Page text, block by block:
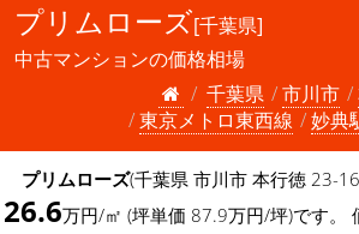
プリムローズ[千葉県]
中古マンションの価格相場
千葉県
市川市
東京メトロ東西線
妙典
プリムローズ(千葉県 市川市 本行徳 23-
26.6万円/㎡ (坪単価 87.9万円/坪)です。